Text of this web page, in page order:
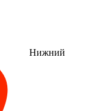
Нижний